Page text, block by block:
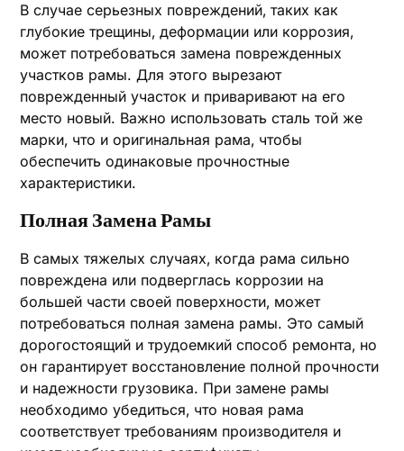
В случае серьезных повреждений‚ таких как
глубокие трещины‚ деформации или коррозия‚
может потребоваться замена поврежденных
участков рамы. Для этого вырезают
поврежденный участок и приваривают на его
место новый. Важно использовать сталь той же
марки‚ что и оригинальная рама‚ чтобы
обеспечить одинаковые прочностные
характеристики.
Полная Замена Рамы
В самых тяжелых случаях‚ когда рама сильно
повреждена или подверглась коррозии на
большей части своей поверхности‚ может
потребоваться полная замена рамы. Это самый
дорогостоящий и трудоемкий способ ремонта‚ но
он гарантирует восстановление полной прочности
и надежности грузовика. При замене рамы
необходимо убедиться‚ что новая рама
соответствует требованиям производителя и